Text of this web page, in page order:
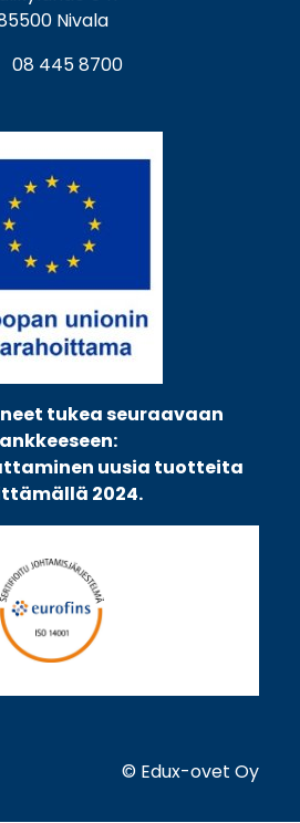
Nivala
08 445 8700
tukea seuraavaan
uusia tuotteita
2024.
© Edux-ovet Oy